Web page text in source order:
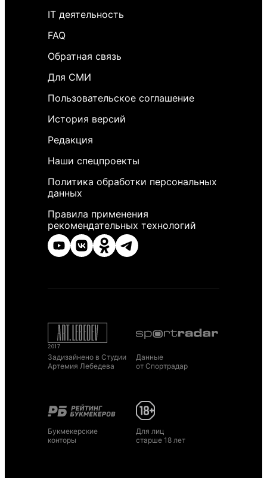
IT деятельность
FAQ
Обратная связь
Для СМИ
Пользовательское соглашение
История версий
Редакция
Наши спецпроекты
Политика обработки персональных
данных
Правила применения
рекомендательных технологий
Задизайнено в Студии
Артемия Лебедева
Данные
от Спортрадар
Букмекерские
конторы
Для лиц
старше 18 лет